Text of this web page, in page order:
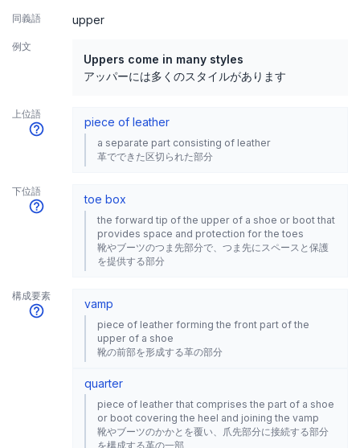
同義語 upper
例文
Uppers come in many styles
アッパーには多くのスタイルがあります
上位語
piece of leather
a separate part consisting of leather
革でできた区切られた部分
下位語
toe box
the forward tip of the upper of a shoe or boot that
provides space and protection for the toes
靴やブーツのつま先部分で、つま先にスペースと保護
を提供する部分
構成要素
vamp
piece of leather forming the front part of the
upper of a shoe
靴の前部を形成する革の部分
quarter
piece of leather that comprises the part of a shoe
or boot covering the heel and joining the vamp
靴やブーツのかかとを覆い、爪先部分に接続する部分
を構成する革の一部